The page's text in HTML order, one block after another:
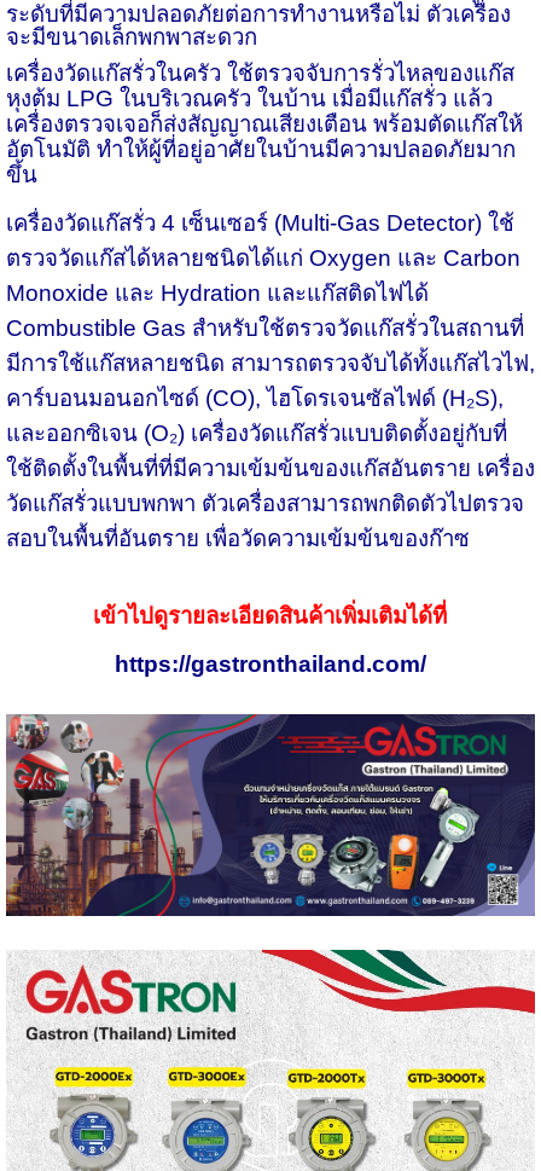
ระดับที่มีความปลอดภัยต่อการทำงานหรือไม่ ตัวเครื่อง
จะมีขนาดเล็กพกพาสะดวก
เครื่องวัดแก๊สรั่วในครัว ใช้ตรวจจับการรั่วไหลของแก๊ส
หุงต้ม LPG ในบริเวณครัว ในบ้าน เมื่อมีแก๊สรั่ว แล้ว
เครื่องตรวจเจอก็ส่งสัญญาณเสียงเตือน พร้อมตัดแก๊สให้
อัตโนมัติ ทำให้ผู้ที่อยู่อาศัยในบ้านมีความปลอดภัยมาก
ขึ้น
เครื่องวัดแก๊สรั่ว 4 เซ็นเซอร์(Multi-Gas Detector) ใช้
ตรวจวัดแก๊สได้หลายชนิดได้แก่ Oxygen และ Carbon
Monoxide และ Hydration และแก๊สติดไฟได้
Combustible Gas สำหรับใช้ตรวจวัดแก๊สรั่วในสถานที่
มีการใช้แก๊สหลายชนิด สามารถตรวจจับได้ทั้งแก๊สไวไฟ,
คาร์บอนมอนอกไซด์ (CO), ไฮโดรเจนซัลไฟด์ (H₂S),
และออกซิเจน (O₂) เครื่องวัดแก๊สรั่วแบบติดตั้งอยู่กับที่
ใช้ติดตั้งในพื้นที่ที่มีความเข้มข้นของแก๊สอันตราย เครื่อง
วัดแก๊สรั่วแบบพกพา ตัวเครื่องสามารถพกติดตัวไปตรวจ
สอบในพื้นที่อันตราย เพื่อวัดความเข้มข้นของก๊าซ
เข้าไปดูรายละเอียดสินค้าเพิ่มเติมได้ที่
https://gastronthailand.com/